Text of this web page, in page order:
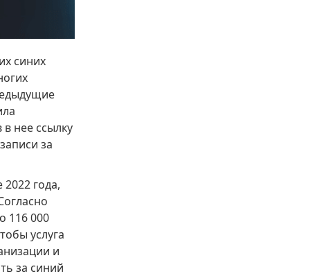
синих
нее ссылку
за
года,
116 000
услуга
и
за синий